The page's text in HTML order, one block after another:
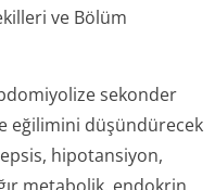
ve Bölüm
sekonder
eğilimini düşündürecek
hipotansiyon,